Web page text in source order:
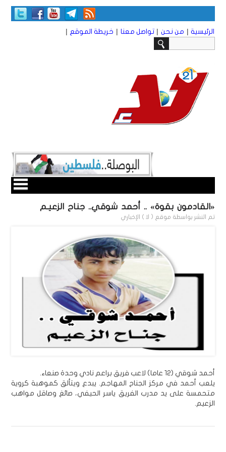
الرئيسية | من نحن | تواصل معنا | خريطة الموقع |
«القادمون بقوة» .. أحمد شوقي.. جناح الزعيـم
تم النشر بواسطة موقع ( لا ) الإخباري
أحمد شوقي (12 عاما) لاعب فريق براعم نادي وحدة صنعاء.
يلعب أحمد في مركز الجناح المهاجم. يبدع ويتألق كموهبة كروية
متحمسة على يد مدرب الفريق ياسر الحيفي، صائغ وصاقل مواهب
الزعيم.